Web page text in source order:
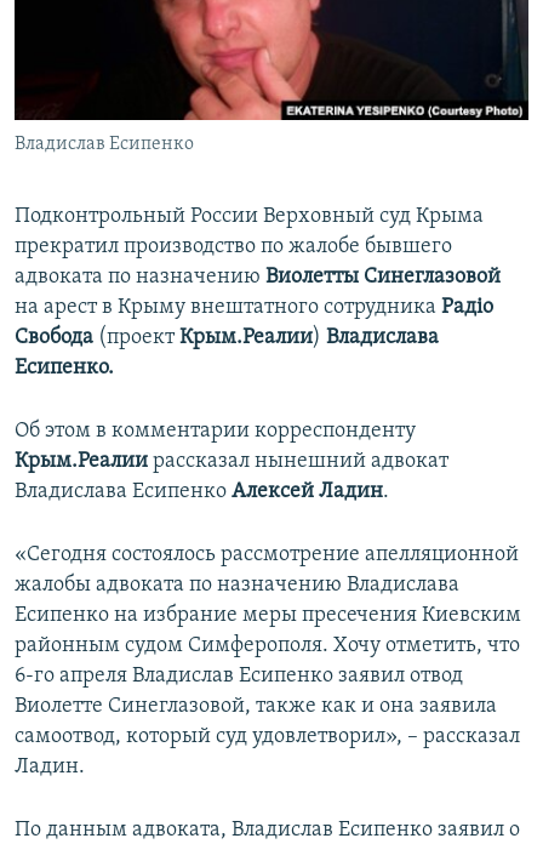
ПОБЕДИТЕЛЕЙ НЕ СУДЯТ?
КРЫМ.НЕПОКОРЕННЫЙ
УКРАИНСКАЯ ПРОБЛЕМА КРЫМА
ПРИСОЕДИНЯЙТЕСЬ!
Владислав Есипенко
Подконтрольный России Верховный суд Крыма
прекратил производство по жалобе бывшего
адвоката по назначению Виолетты Синеглазовой
на арест в Крыму внештатного сотрудника Радіо
Свобода (проектКрым.Реалии) Владислава
Есипенко.
Об этом в комментарии корреспонденту
Крым.Реалии рассказал нынешний адвокат
Владислава Есипенко Алексей Ладин.
«Сегодня состоялось рассмотрение апелляционной
жалобы адвоката по назначению Владислава
Есипенко на избрание меры пресечения Киевским
районным судом Симферополя. Хочу отметить, что
6-го апреля Владислав Есипенко заявил отвод
Виолетте Синеглазовой, также как и она заявила
самоотвод, который суд удовлетворил», – рассказал
Ладин.
По данным адвоката, Владислав Есипенко заявил о